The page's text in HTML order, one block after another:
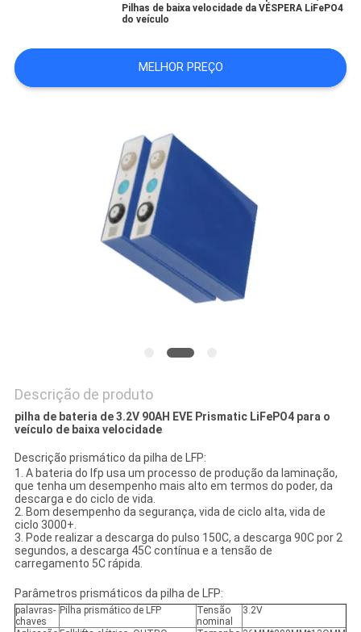
MAPA
DO
Pilhas de baixa velocidade da VÉSPERA LiFePO4
do veículo
MELHOR PREÇO
Descrição de produto
pilha de bateria de 3.2V 90AH EVE Prismatic LiFePO4 para o
veículo de baixa velocidade
Descrição prismático da pilha de LFP:
1. A bateria do lfp usa um processo de produção da laminação,
que tenha um desempenho mais alto em termos do poder, da
descarga e do ciclo de vida.
2. Bom desempenho da segurança, vida de ciclo alta, vida de
ciclo 3000+.
3. Pode realizar a descarga do pulso 150C, a descarga 90C por 2
segundos, a descarga 45C contínua e a tensão de
carregamento 5C rápida.
Parâmetros prismáticos da pilha de LFP:
palavras-
chaves
Pilha prismático de LFP
Tensão
nominal
3.2V